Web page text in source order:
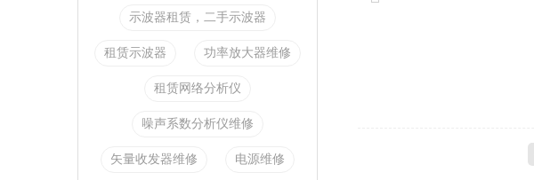
示波器租赁，二手示波器
租赁示波器 功率放大器维修
租赁网络分析仪
噪声系数分析仪维修
矢量收发器维修 电源维修